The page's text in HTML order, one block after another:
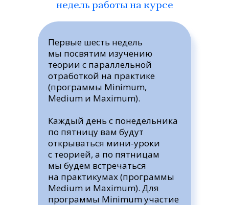
Первые шесть недель
мы посвятим изучению
теории с параллельной
отработкой на практике
(программы Minimum,
Medium и Maximum).
Каждый день с понедельника
по пятницу вам будут
открываться мини-уроки
с теорией, а по пятницам
мы будем встречаться
на практикумах (программы
Medium и Maximum). Для
программы Minimum участие
недель работы на курсе